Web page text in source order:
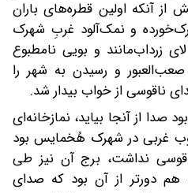
از آنکه اولین قطره‌های باران
و نمک‌آلود غربِ شهرک
زرداب‌مانند و بویی نامطبوع
صعب‌العبور و رسیدن به شهر را
ناقوسی از خواب بیدار شد.
از آنجا بیاید، نمازخانه‌ای
غربی در شهرک هُخمایس بود
ناقوسی نداشت، برج آن نیز طی
هم دورتر از آن بود که صدای